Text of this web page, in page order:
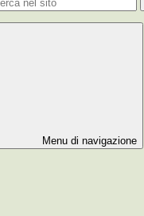
Menu di navigazione